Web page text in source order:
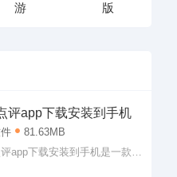
游
版
评app下载安装到手机
81.63MB
app下载安装到手机是一款可